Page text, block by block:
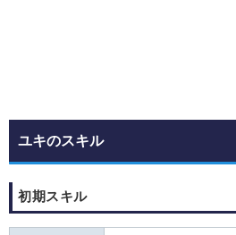
ユキのスキル
初期スキル